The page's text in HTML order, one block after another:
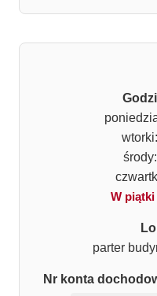
W piątki
parter
Nr konta